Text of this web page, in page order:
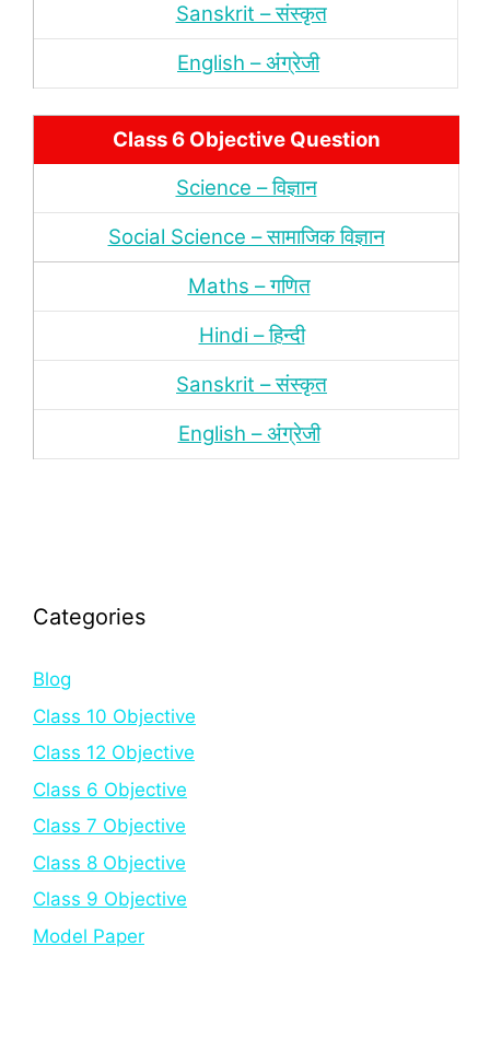
Sanskrit – संस्‍कृत
English – अंंग्रेजी
Class 6 Objective Question
Science – विज्ञान
Social Science – सामाजिक विज्ञान
Maths – गणित
Hindi – हिन्‍दी
Sanskrit – संस्‍कृत
English – अंंग्रेजी
Categories
Blog
Class 10 Objective
Class 12 Objective
Class 6 Objective
Class 7 Objective
Class 8 Objective
Class 9 Objective
Model Paper